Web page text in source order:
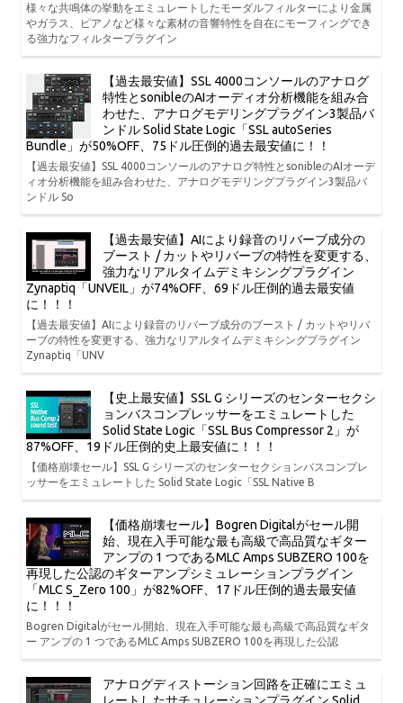
様々な共鳴体の挙動をエミュレートしたモーダルフィルターにより金属
やガラス、ピアノなど様々な素材の音響特性を自在にモーフィングでき
る強力なフィルタープラグイン
【過去最安値】SSL 4000コンソールのアナログ
特性とsonibleのAIオーディオ分析機能を組み合
わせた、アナログモデリングプラグイン3製品バ
ンドル Solid State Logic「SSL autoSeries
Bundle」が50%OFF、75ドル圧倒的過去最安値に！！
【過去最安値】SSL 4000コンソールのアナログ特性とsonibleのAIオーデ
ィオ分析機能を組み合わせた、アナログモデリングプラグイン3製品バ
ンドル So
【過去最安値】AIにより録音のリバーブ成分の
ブースト / カットやリバーブの特性を変更する、
強力なリアルタイムデミキシングプラグイン
Zynaptiq「UNVEIL」が74%OFF、69ドル圧倒的過去最安値
に！！！
【過去最安値】AIにより録音のリバーブ成分のブースト / カットやリバ
ーブの特性を変更する、強力なリアルタイムデミキシングプラグイン
Zynaptiq「UNV
【史上最安値】SSL G シリーズのセンターセクシ
ョンバスコンプレッサーをエミュレートした
Solid State Logic「SSL Bus Compressor 2」が
87%OFF、19ドル圧倒的史上最安値に！！！
【価格崩壊セール】SSL G シリーズのセンターセクションバスコンプレ
ッサーをエミュレートした Solid State Logic「SSL Native B
【価格崩壊セール】Bogren Digitalがセール開
始、現在入手可能な最も高級で高品質なギター
アンプの 1 つであるMLC Amps SUBZERO 100を
再現した公認のギターアンプシミュレーションプラグイン
「MLC S_Zero 100」が82%OFF、17ドル圧倒的過去最安値
に！！！
Bogren Digitalがセール開始、現在入手可能な最も高級で高品質なギタ
ー アンプの 1 つであるMLC Amps SUBZERO 100を再現した公認
アナログディストーション回路を正確にエミュ